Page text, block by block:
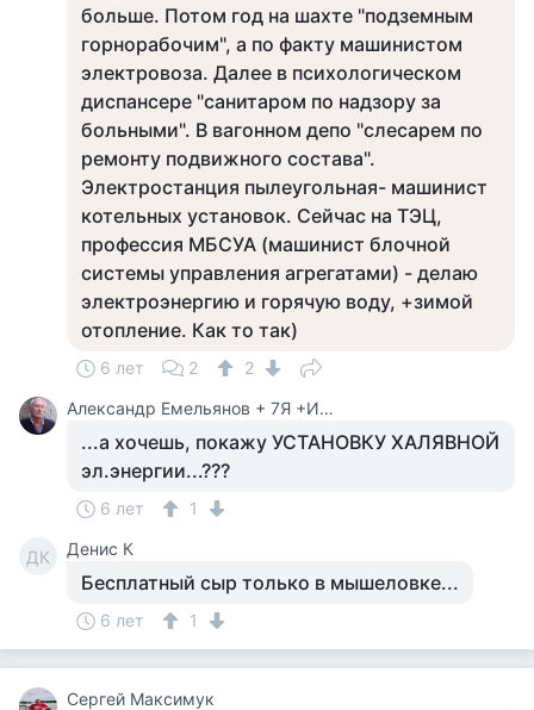
больше. Потом год на шахте "подземным
горнорабочим", а по факту машинистом
электровоза. Далее в психологическом
диспансере "санитаром по надзору за
больными". В вагонном депо "слесарем по
ремонту подвижного состава".
Электростанция пылеугольная- машинист
котельных установок. Сейчас на ТЭЦ,
профессия МБСУА (машинист блочной
системы управления агрегатами) - делаю
электроэнергию и горячую воду, +зимой
отопление. Как то так)
6 лет 2
2
Александр Емельянов + 7Я +Инструктор Туризма
...а хочешь, покажу УСТАНОВКУ ХАЛЯВНОЙ
эл.энергии...???
6 лет 1
ДК Денис К
Бесплатный сыр только в мышеловке...
6 лет 1
Сергей Максимук